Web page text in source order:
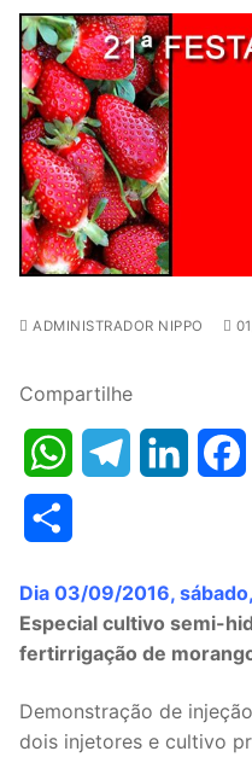
ADMINISTRADOR NIPPO
Compartilhe
WhatsAppTelegram
Dia 03/09/2016,
Especial cultivo semi-
fertirrigação de
Demonstração de
dois injetores e cultivo